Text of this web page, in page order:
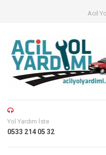
Acil
Yol Yardım İste
0533 214 05 32